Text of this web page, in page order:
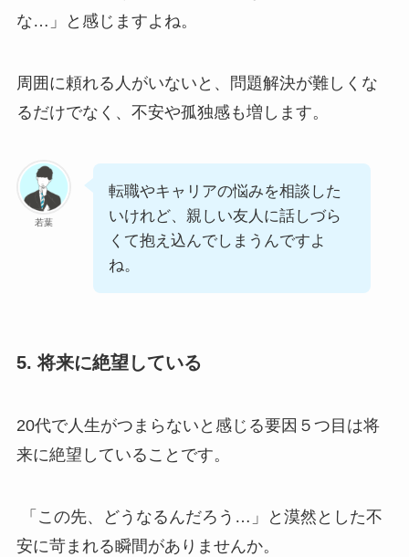
な…」と感じますよね。
周囲に頼れる人がいないと、問題解決が難しくな
るだけでなく、不安や孤独感も増します。
若葉
転職やキャリアの悩みを相談した
いけれど、親しい友人に話しづら
くて抱え込んでしまうんですよ
ね。
5. 将来に絶望している
20代で人生がつまらないと感じる要因５つ目は将
来に絶望していることです。
「この先、どうなるんだろう…」と漠然とした不
安に苛まれる瞬間がありませんか。